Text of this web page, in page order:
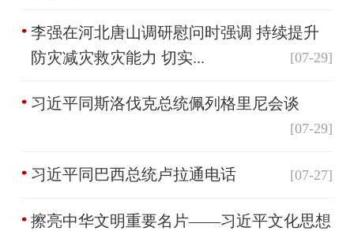
李强在河北唐山调研慰问时强调 持续提升
防灾减灾救灾能力 切实...
[07-29]
习近平同斯洛伐克总统佩列格里尼会谈
[07-29]
习近平同巴西总统卢拉通电话 [07-27]
擦亮中华文明重要名片——习近平文化思想